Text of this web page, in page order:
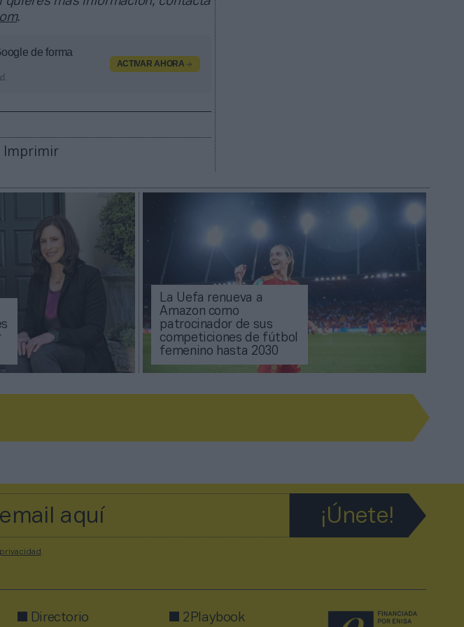
.
de forma
ACTIVAR AHORA
Imprimir
La Uefa renueva a
Amazon como
patrocinador de sus
competiciones de fútbol
femenino hasta 2030
Directorio 2Playbook